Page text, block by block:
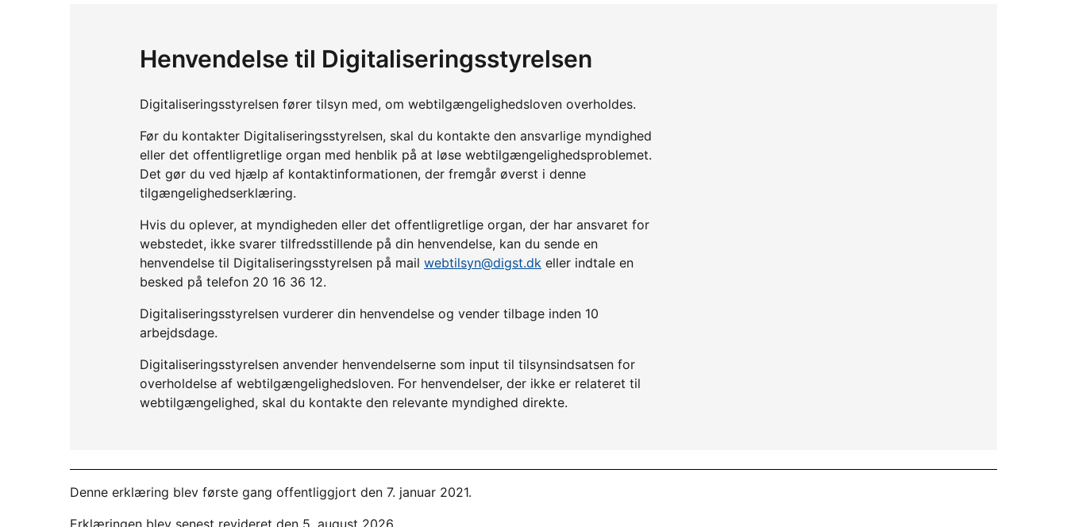
Henvendelse til Digitaliseringsstyrelsen
Digitaliseringsstyrelsen fører tilsyn med, om webtilgængelighedsloven overholdes.
Før du kontakter Digitaliseringsstyrelsen, skal du kontakte den ansvarlige myndighed
eller det offentligretlige organ med henblik på at løse webtilgængelighedsproblemet.
Det gør du ved hjælp af kontaktinformationen, der fremgår øverst i denne
tilgængelighedserklæring.
Hvis du oplever, at myndigheden eller det offentligretlige organ, der har ansvaret for
webstedet, ikke svarer tilfredsstillende på din henvendelse, kan du sende en
henvendelse til Digitaliseringsstyrelsen på mail webtilsyn@digst.dk eller indtale en
besked på telefon 20 16 36 12.
Digitaliseringsstyrelsen vurderer din henvendelse og vender tilbage inden 10
arbejdsdage.
Digitaliseringsstyrelsen anvender henvendelserne som input til tilsynsindsatsen for
overholdelse af webtilgængelighedsloven. For henvendelser, der ikke er relateret til
webtilgængelighed, skal du kontakte den relevante myndighed direkte.
Denne erklæring blev første gang offentliggjort den 7. januar 2021.
Erklæringen blev senest revideret den 5. august 2026.